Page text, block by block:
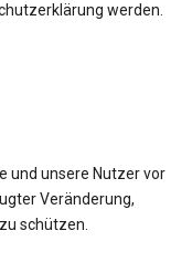
werden.
und unsere Nutzer vor
Veränderung,
schützen.